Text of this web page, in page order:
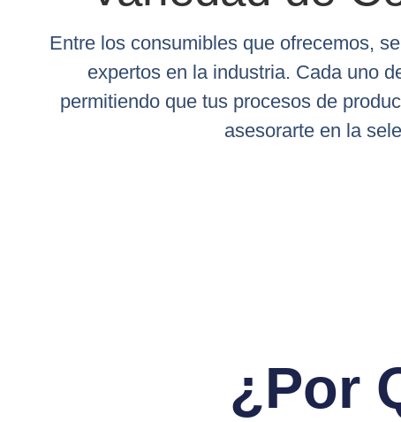
Entre los consumibles que ofrecemos,
expertos en la industria. Cada uno
permitiendo que tus procesos de
asesorarte en la
¿Por